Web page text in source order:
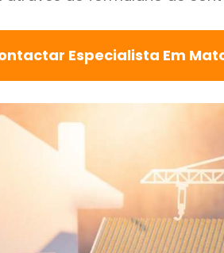
Especialista Em